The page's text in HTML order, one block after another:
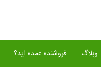
وبلاگ فروشنده عمده اید؟